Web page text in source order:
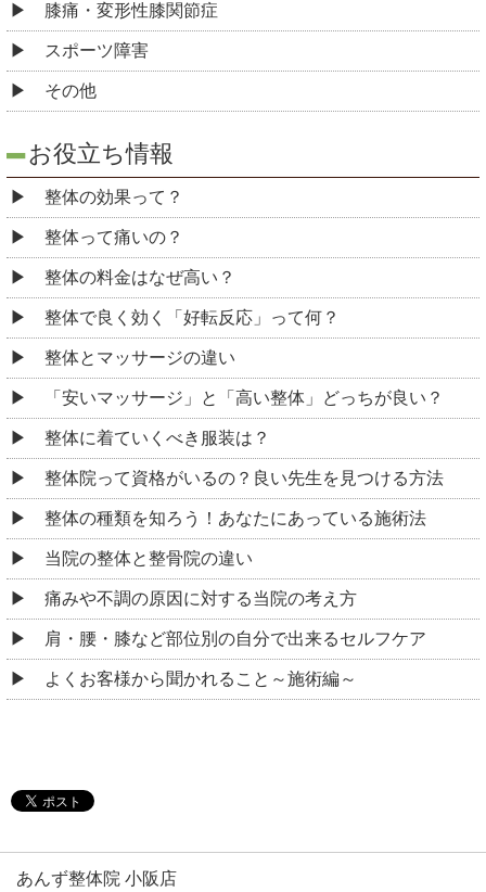
膝痛・変形性膝関節症
スポーツ障害
その他
お役立ち情報
整体の効果って？
整体って痛いの？
整体の料金はなぜ高い？
整体で良く効く「好転反応」って何？
整体とマッサージの違い
「安いマッサージ」と「高い整体」どっちが良い？
整体に着ていくべき服装は？
整体院って資格がいるの？良い先生を見つける方法
整体の種類を知ろう！あなたにあっている施術法
当院の整体と整骨院の違い
痛みや不調の原因に対する当院の考え方
肩・腰・膝など部位別の自分で出来るセルフケア
よくお客様から聞かれること～施術編～
あんず整体院 小阪店